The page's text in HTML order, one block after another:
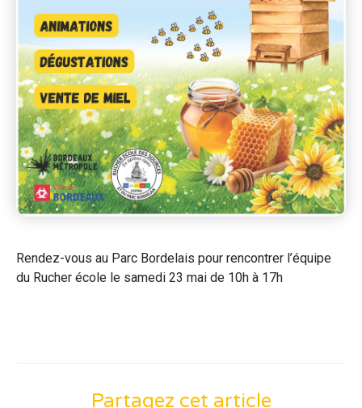
Rendez-vous au Parc Bordelais pour rencontrer l’équipe
du Rucher école le samedi 23 mai de 10h à 17h
Partagez cet article